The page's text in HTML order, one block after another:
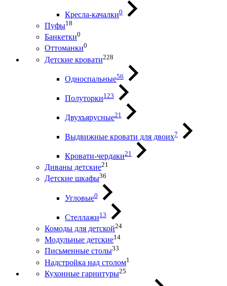
Кресла-качалки0
Пуфы18
Банкетки0
Оттоманки0
Детские кровати228
Односпальные56
Полуторки123
Двухъярусные21
Выдвижные кровати для двоих7
Кровати-чердаки21
Диваны детские21
Детские шкафы36
Угловые0
Стеллажи13
Комоды для детской24
Модульные детские14
Письменные столы33
Надстройка над столом1
Кухонные гарнитуры25